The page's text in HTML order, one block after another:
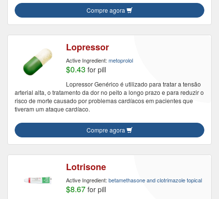
Compre agora
Lopressor
Active Ingredient: metoprolol
$0.43 for pill
Lopressor Genérico é utilizado para tratar a tensão
arterial alta, o tratamento da dor no peito a longo prazo e para reduzir o
risco de morte causado por problemas cardíacos em pacientes que
tiveram um ataque cardíaco.
Compre agora
Lotrisone
Active Ingredient: betamethasone and clotrimazole topical
$8.67 for pill